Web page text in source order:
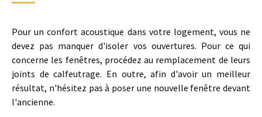
Pour un confort acoustique dans votre logement, vous ne
devez pas manquer d'isoler vos ouvertures. Pour ce qui
concerne les fenêtres, procédez au remplacement de leurs
joints de calfeutrage. En outre, afin d'avoir un meilleur
résultat, n'hésitez pas à poser une nouvelle fenêtre devant
l'ancienne.